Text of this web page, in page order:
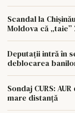
Scandal la
Moldova că
Deputații intră în
deblocarea
Sondaj CURS:
mare distanță